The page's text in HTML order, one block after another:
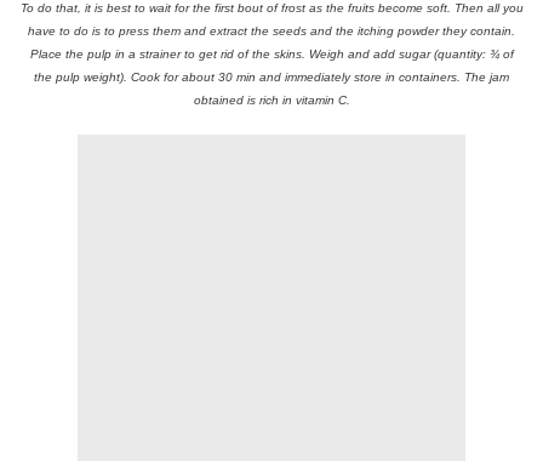
To do that, it is best to wait for the first bout of frost as the fruits become soft. Then all you
have to do is to press them and extract the seeds and the itching powder they contain.
Place the pulp in a strainer to get rid of the skins. Weigh and add sugar (quantity: ¾ of
the pulp weight). Cook for about 30 min and immediately store in containers. The jam
obtained is rich in vitamin C.